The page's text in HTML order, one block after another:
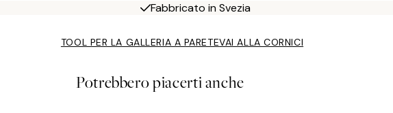
Fabbricato in Svezia
TOOL PER LA GALLERIA A PARETEVAI ALLA CORNICI
Potrebbero piacerti anche